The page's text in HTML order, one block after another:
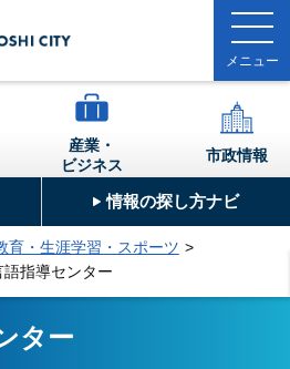
情報の探し方ナビ
産業・
ビジネス
市政情報
育・生涯学習・スポーツ
語指導センター
ター